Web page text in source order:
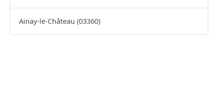
Ainay-le-Château (03360)